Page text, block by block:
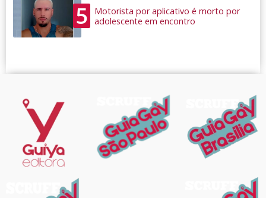
5
Motorista por aplicativo é morto por
adolescente em encontro